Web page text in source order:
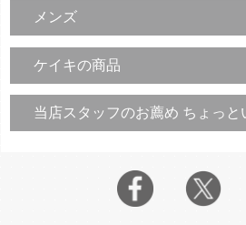
メンズ
ケイキの商品
当店スタッフのお薦め ちょっと